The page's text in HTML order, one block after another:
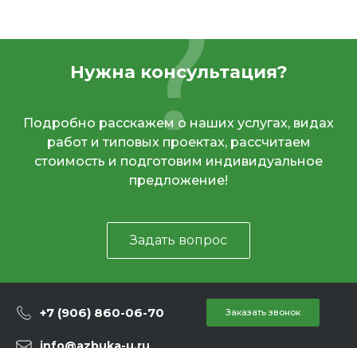
Нужна консультация?
Подробно расскажем о наших услугах, видах
работ и типовых проектах, рассчитаем
стоимость и подготовим индивидуальное
предложение!
Задать вопрос
+7 (906) 860-06-70 Заказать звонок